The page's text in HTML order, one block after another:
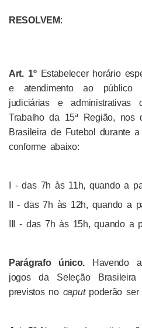
RESOLVEM:
Art. 1º Estabelecer horário
e atendimento ao público
judiciárias e
Trabalho da 15ª Região,
Brasileira de Futebol durante
conforme abaixo:
I - das 7h às 11h, quando a
II - das 7h às 12h, quando a
III - das 7h às 15h, quando a
Parágrafo único.
Havendo
jogos da Seleção
previstos no caputpoderão ser